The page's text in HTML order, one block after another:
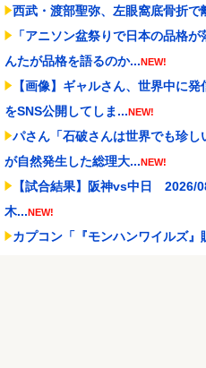
西武・渡部聖弥、左眼窩底骨折で
「アニソン盆祭りで日本の品格
んたが品格を語るのか...NEW!
【画像】ギャルさん、世界中に
をSNS公開してしま...NEW!
パさん「石破さんは世界でも珍
が自然発生した総理大...NEW!
【試合結果】阪神vs中日 2026/
木...NEW!
カプコン「『モンハンワイルズ